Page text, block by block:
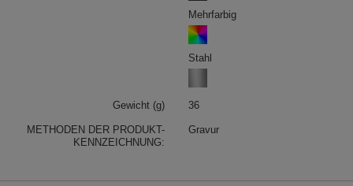
Mehrfarbig
Stahl
Gewicht (g) 36
METHODEN DER PRODUKT-
KENNZEICHNUNG:
Gravur